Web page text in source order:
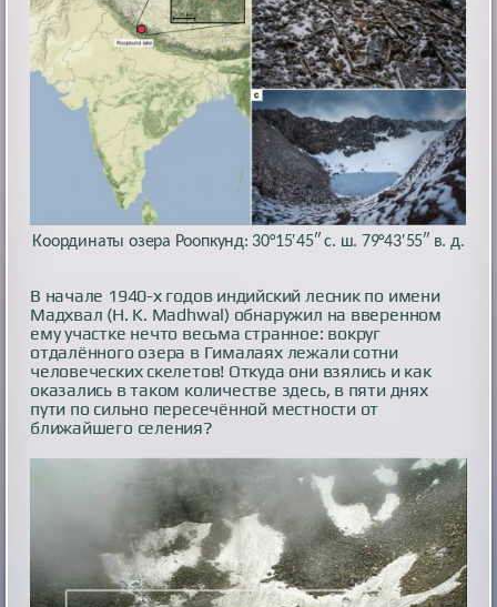
Координаты озера Роопкунд: 30°15′45″ с. ш. 79°43′55″ в. д.
В начале 1940-х годов индийский лесник по имени
Мадхвал (H. K. Madhwal) обнаружил на вверенном
ему участке нечто весьма странное: вокруг
отдалённого озера в Гималаях лежали сотни
человеческих скелетов! Откуда они взялись и как
оказались в таком количестве здесь, в пяти днях
пути по сильно пересечённой местности от
ближайшего селения?